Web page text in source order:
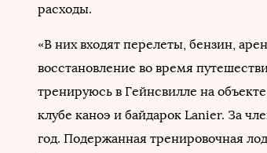
расходы.
«В них входят перелеты, бензин,
восстановление во время
тренируюсь в Гейнсвилле на
клубе каноэ и байдарок Lanier. За
год. Подержанная тренировочная